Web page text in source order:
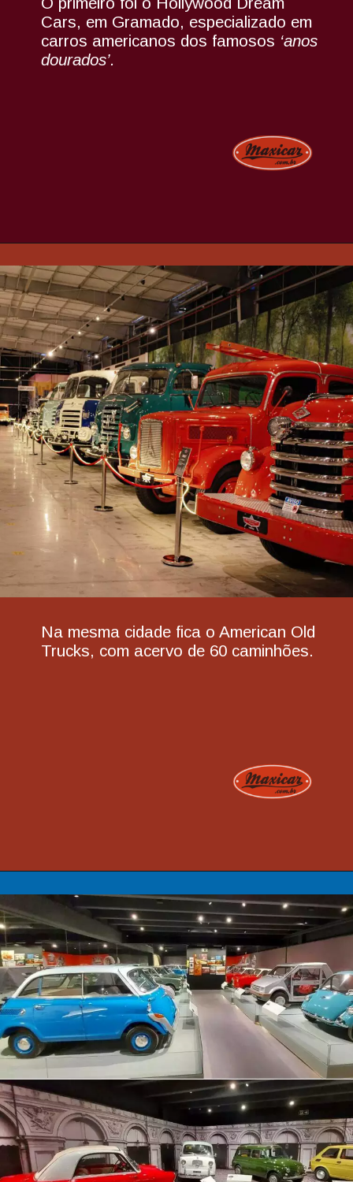
Cars, em Gramado, especializado em
carros americanos dos famosos ‘anos
dourados’.
Opening https://www.maxicar.com.br/2015/03/hollywood-dream-cars-um-pedaco-do-sonho-americano-em-plena-serra-gaucha/
Na mesma cidade fica o American Old
Trucks, com acervo de 60 caminhões.
Opening https://www.maxicar.com.br/2021/09/american-old-trucks-o-museu-de-caminhoes-da-serra-gaucha/